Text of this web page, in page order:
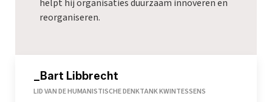
helpt hij organisaties duurzaam innoveren en
reorganiseren.
_Bart Libbrecht
LID VAN DE HUMANISTISCHE DENKTANK KWINTESSENS